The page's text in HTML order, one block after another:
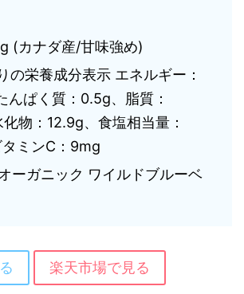
(カナダ産/甘味強め)
の栄養成分表示 エネルギー：
んぱく質：0.5g、脂質：
物：12.9g、食塩相当量：
ミンC：9mg
ーガニック ワイルドブルーベ
楽天市場で見る